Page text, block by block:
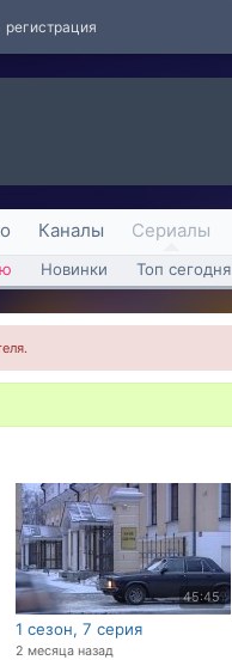
регистрация
Каналы Сериалы
Новинки Топ сегодня
45:45
1 сезон, 7 серия
2 месяца назад